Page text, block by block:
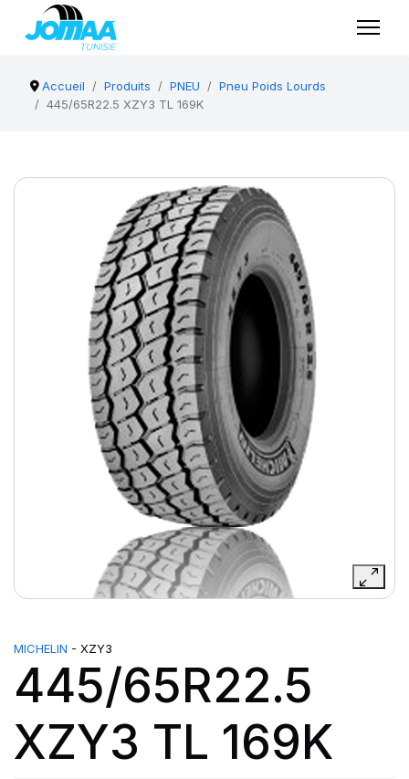
Accueil Produits PNEU
Pneu Poids Lourds
445/65R22.5 XZY3 TL 169K
MICHELIN - XZY3
445/65R22.5
XZY3 TL 169K